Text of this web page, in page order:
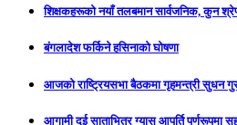
शिक्षकहरूको नयाँ तलबमान सार्वजनिक, कुन
बंगलादेश फर्किने हसिनाको घोषणा
आजको राष्ट्रियसभा बैठकमा गृहमन्त्री सुधन
आगामी दुई साताभित्र ग्यास आपूर्ति पूर्णरूपमा